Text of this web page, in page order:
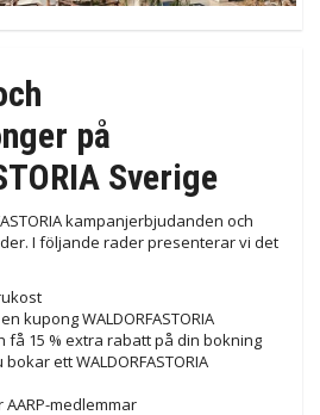
på
Sverige
kampanjerbjudanden och
I följande rader presenterar vi det
kupong WALDORFASTORIA
få 15 % extra rabatt på din bokning
ett WALDORFASTORIA
medlemmar